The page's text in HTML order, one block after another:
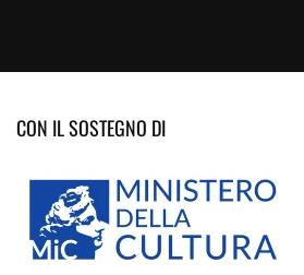
CON IL SOSTEGNO DI